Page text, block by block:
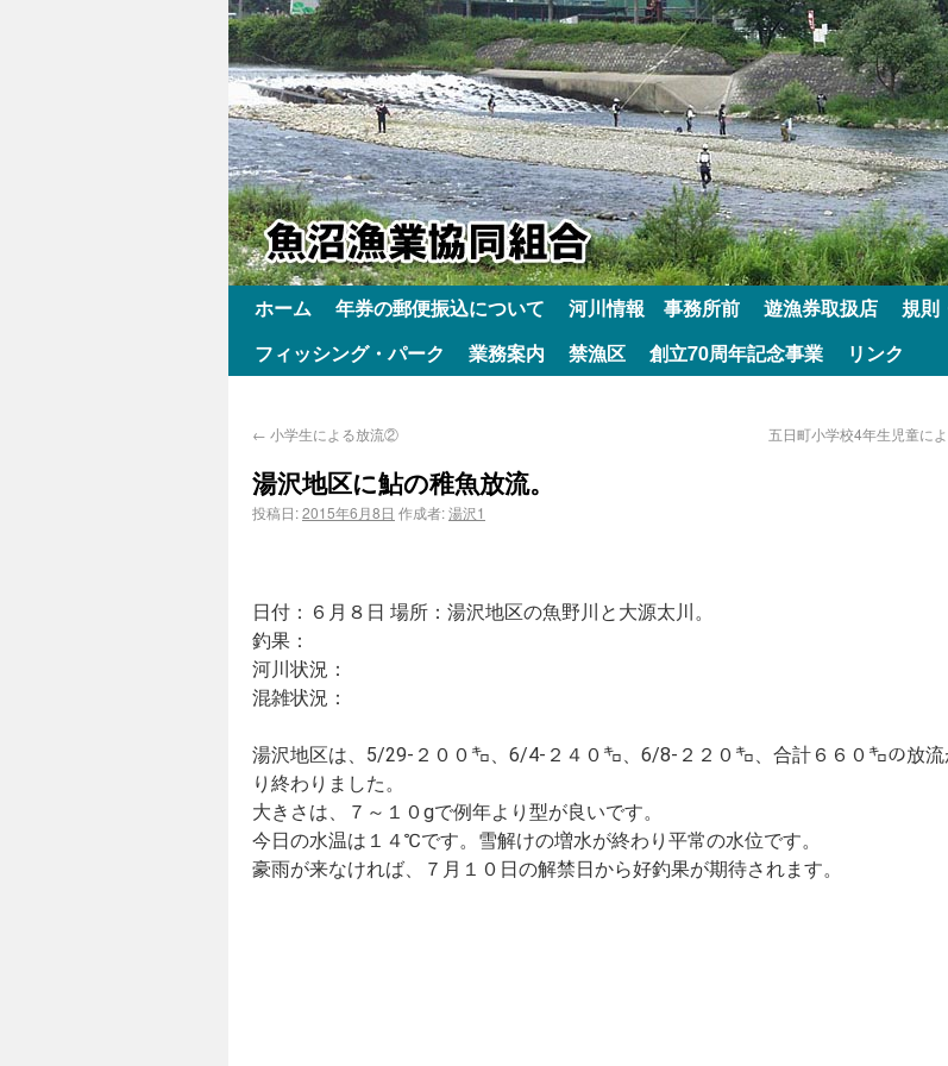
ホーム 年券の郵便振込について 河川情報 事務所前 遊漁券取扱店 規則
フィッシング・パーク
業務案内 禁漁区 創立70周年記念事業 リンク
← 小学生による放流② 五日町小学校4年生児童に
湯沢地区に鮎の稚魚放流。
投稿日:2015年6月8日 作成者:湯沢1
日付：６月８日 場所：湯沢地区の魚野川と大源太川。
釣果：
河川状況：
混雑状況：
湯沢地区は、5/29-２００㌔、6/4-２４０㌔、6/8-２２０㌔、合計６６０㌔の放流
り終わりました。
大きさは、７～１０gで例年より型が良いです。
今日の水温は１４℃です。雪解けの増水が終わり平常の水位です。
豪雨が来なければ、７月１０日の解禁日から好釣果が期待されます。